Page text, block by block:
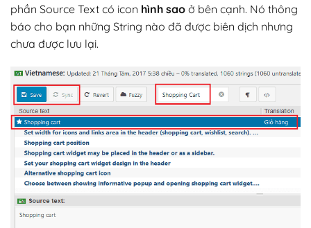
phần Source Text có icon hình sao ở bên cạnh. Nó thông
báo cho bạn những String nào đã được biên dịch nhưng
chưa được lưu lại.